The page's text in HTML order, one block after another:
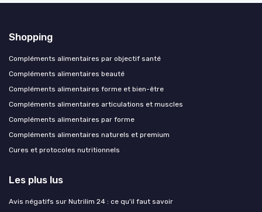
Shopping
Compléments alimentaires par objectif santé
Compléments alimentaires beauté
Compléments alimentaires forme et bien-être
Compléments alimentaires articulations et muscles
Compléments alimentaires par forme
Compléments alimentaires naturels et premium
Cures et protocoles nutritionnels
Les plus lus
Avis négatifs sur Nutrilim 24 : ce qu'il faut savoir